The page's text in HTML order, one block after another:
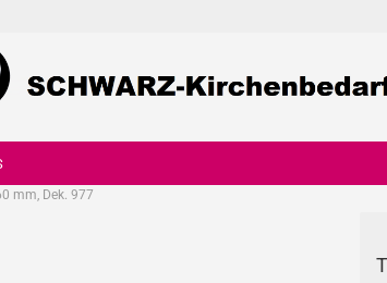
mm, Dek. 977